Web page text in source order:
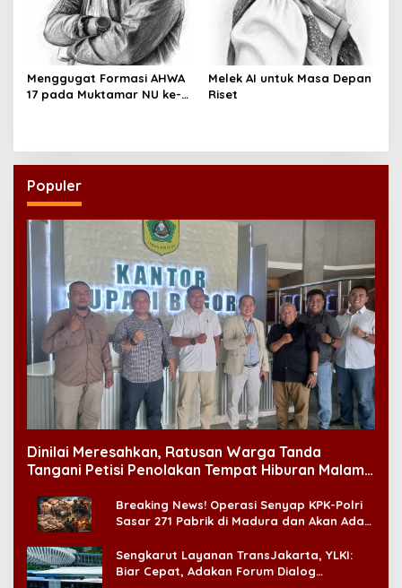
Menggugat Formasi AHWA
17 pada Muktamar NU ke-
Melek AI untuk Masa Depan
Riset
Populer
Dinilai Meresahkan, Ratusan Warga Tanda
Tangani Petisi Penolakan Tempat Hiburan Malam
Breaking News! Operasi Senyap KPK-Polri
Sasar 271 Pabrik di Madura dan Akan Ada
Sengkarut Layanan TransJakarta, YLKI:
Biar Cepat, Adakan Forum Dialog